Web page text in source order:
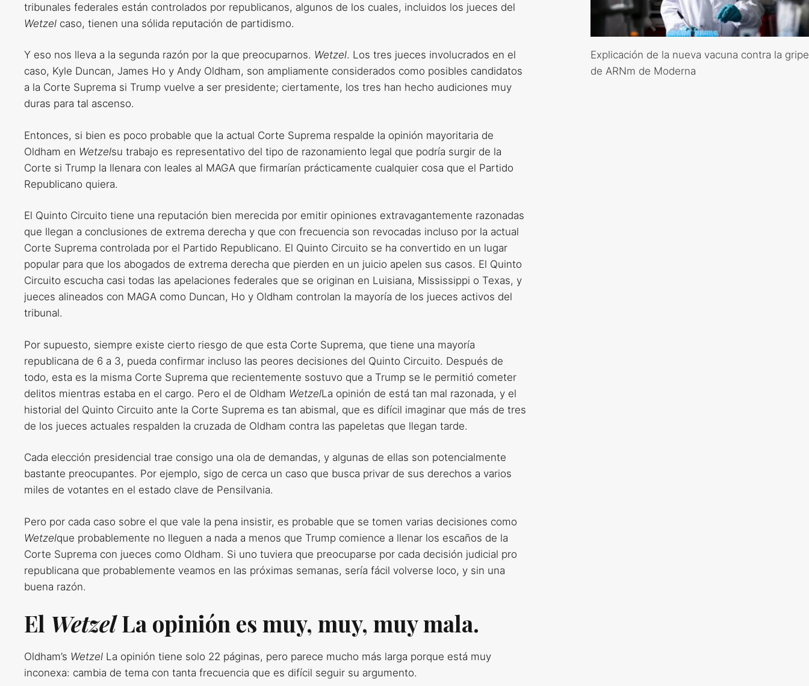
tribunales federales están controlados por republicanos, algunos de los cuales, incluidos los jueces del
Wetzel caso, tienen una sólida reputación de partidismo.
Y eso nos lleva a la segunda razón por la que preocuparnos. Wetzel. Los tres jueces involucrados en el
caso, Kyle Duncan, James Ho y Andy Oldham, son ampliamente considerados como posibles candidatos
a la Corte Suprema si Trump vuelve a ser presidente; ciertamente, los tres han hecho audiciones muy
duras para tal ascenso.
Entonces, si bien es poco probable que la actual Corte Suprema respalde la opinión mayoritaria de
Oldham en Wetzelsu trabajo es representativo del tipo de razonamiento legal que podría surgir de la
Corte si Trump la llenara con leales al MAGA que firmarían prácticamente cualquier cosa que el Partido
Republicano quiera.
El Quinto Circuito tiene una reputación bien merecida por emitir opiniones extravagantemente razonadas
que llegan a conclusiones de extrema derecha y que con frecuencia son revocadas incluso por la actual
Corte Suprema controlada por el Partido Republicano. El Quinto Circuito se ha convertido en un lugar
popular para que los abogados de extrema derecha que pierden en un juicio apelen sus casos. El Quinto
Circuito escucha casi todas las apelaciones federales que se originan en Luisiana, Mississippi o Texas, y
jueces alineados con MAGA como Duncan, Ho y Oldham controlan la mayoría de los jueces activos del
tribunal.
Por supuesto, siempre existe cierto riesgo de que esta Corte Suprema, que tiene una mayoría
republicana de 6 a 3, pueda confirmar incluso las peores decisiones del Quinto Circuito. Después de
todo, esta es la misma Corte Suprema que recientemente sostuvo que a Trump se le permitió cometer
delitos mientras estaba en el cargo. Pero el de Oldham WetzelLa opinión de está tan mal razonada, y el
historial del Quinto Circuito ante la Corte Suprema es tan abismal, que es difícil imaginar que más de tres
de los jueces actuales respalden la cruzada de Oldham contra las papeletas que llegan tarde.
Cada elección presidencial trae consigo una ola de demandas, y algunas de ellas son potencialmente
bastante preocupantes. Por ejemplo, sigo de cerca un caso que busca privar de sus derechos a varios
miles de votantes en el estado clave de Pensilvania.
Pero por cada caso sobre el que vale la pena insistir, es probable que se tomen varias decisiones como
Wetzelque probablemente no lleguen a nada a menos que Trump comience a llenar los escaños de la
Corte Suprema con jueces como Oldham. Si uno tuviera que preocuparse por cada decisión judicial pro
republicana que probablemente veamos en las próximas semanas, sería fácil volverse loco, y sin una
buena razón.
El WetzelLa opinión es muy, muy, muy mala.
Oldham’s Wetzel La opinión tiene solo 22 páginas, pero parece mucho más larga porque está muy
inconexa: cambia de tema con tanta frecuencia que es difícil seguir su argumento.
Explicación de la nueva vacuna contra la gripe
de ARNm de Moderna